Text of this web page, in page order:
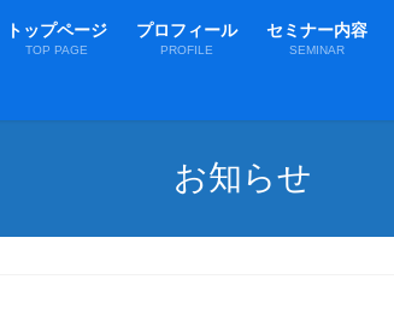
トップページ
TOP PAGE
プロフィール
PROFILE
セミナー内容
SEMINAR
お知らせ